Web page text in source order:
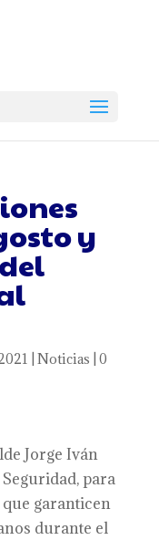
y
Noticias 0
Jorge Iván
para
garanticen
durante el